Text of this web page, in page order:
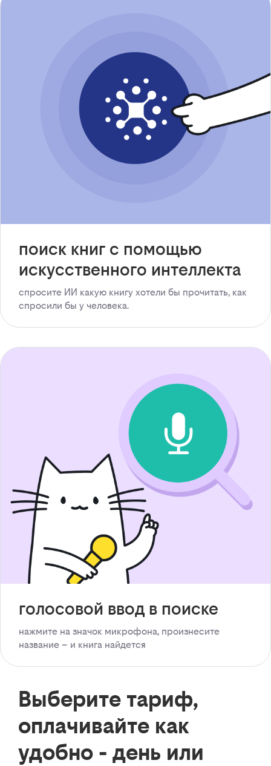
поиск книг с помощью
искусственного интеллекта
спросите ИИ какую книгу хотели бы прочитать, как
спросили бы у человека.
голосовой ввод в поиске
нажмите на значок микрофона, произнесите
название – и книга найдется
Выберите тариф,
оплачивайте как
удобно - день или